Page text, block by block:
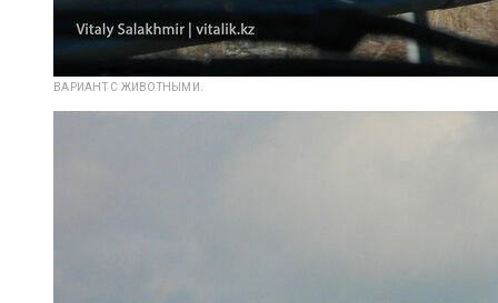
ВАРИАНТ С ЖИВОТНЫМИ.